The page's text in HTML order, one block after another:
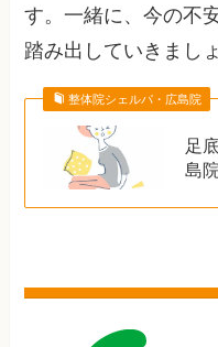
す。一緒に、今の不
踏み出していきまし
整体院シェルパ・広島院
足
島院